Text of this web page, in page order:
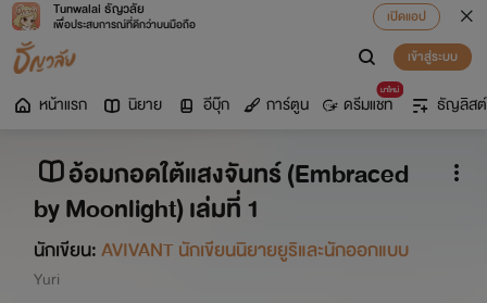
Tunwalai ธัญวลัย
เพื่อประสบการณ์ที่ดีกว่าบนมือถือ
เปิดแอป
เข้าสู่ระบบ
หน้าแรก นิยาย อีบุ๊ก การ์ตูน
มาใหม่
ดรีมแชท ธัญลิสต์
อ้อมกอดใต้แสงจันทร์ (Embraced
by Moonlight) เล่มที่ 1
นักเขียน:AVIVANT นักเขียนนิยายยูริและนักออกแบบ
Yuri